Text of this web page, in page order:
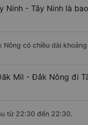
- Tây Ninh là
có chiều dài
Mil - Đắk Nông đi
từ 22:30 đến 22:30.